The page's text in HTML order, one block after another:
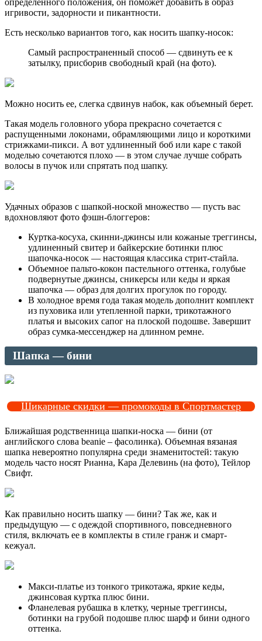
определенного положения, он поможет добавить в образ
игривости, задорности и пикантности.
Есть несколько вариантов того, как носить шапку-носок:
Самый распространенный способ — сдвинуть ее к
затылку, присборив свободный край (на фото).
Можно носить ее, слегка сдвинув набок, как объемный берет.
Такая модель головного убора прекрасно сочетается с
распущенными локонами, обрамляющими лицо и короткими
стрижками-пикси. А вот удлиненный боб или каре с такой
моделью сочетаются плохо — в этом случае лучше собрать
волосы в пучок или спрятать под шапку.
Удачных образов с шапкой-ноской множество — пусть вас
вдохновляют фото фэшн-блоггеров:
Куртка-косуха, скинни-джинсы или кожаные треггинсы,
удлиненный свитер и байкерские ботинки плюс
шапочка-носок — настоящая классика стрит-стайла.
Объемное пальто-кокон пастельного оттенка, голубые
подвернутые джинсы, сникерсы или кеды и яркая
шапочка — образ для долгих прогулок по городу.
В холодное время года такая модель дополнит комплект
из пуховика или утепленной парки, трикотажного
платья и высоких сапог на плоской подошве. Завершит
образ сумка-мессенджер на длинном ремне.
Шапка — бини
Шикарные скидки — промокоды в Спортмастер
Ближайшая родственница шапки-носка — бини (от
английского слова beanie – фасолинка). Объемная вязаная
шапка невероятно популярна среди знаменитостей: такую
модель часто носят Рианна, Кара Делевинь (на фото), Тейлор
Свифт.
Как правильно носить шапку — бини? Так же, как и
предыдущую — с одеждой спортивного, повседневного
стиля, включать ее в комплекты в стиле гранж и смарт-
кежуал.
Макси-платье из тонкого трикотажа, яркие кеды,
джинсовая куртка плюс бини.
Фланелевая рубашка в клетку, черные треггинсы,
ботинки на грубой подошве плюс шарф и бини одного
оттенка.